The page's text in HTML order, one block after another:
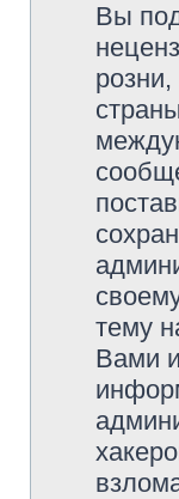
Вы
тему
Вами